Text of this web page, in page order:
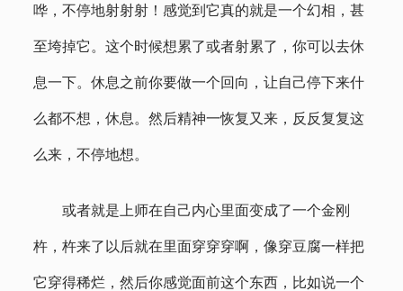
哗，不停地射射射！感觉到它真的就是一个幻相，甚
至垮掉它。这个时候想累了或者射累了，你可以去休
息一下。休息之前你要做一个回向，让自己停下来什
么都不想，休息。然后精神一恢复又来，反反复复这
么来，不停地想。
或者就是上师在自己内心里面变成了一个金刚
杵，杵来了以后就在里面穿穿穿啊，像穿豆腐一样把
它穿得稀烂，然后你感觉面前这个东西，比如说一个